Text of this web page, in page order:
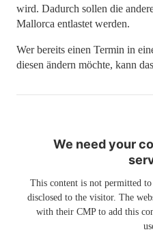
wird. Dadurch sollen die
Mallorca entlastet werden.
Wer bereits einen Termin in
diesen ändern möchte, kann
We need your
This content is not permitted
disclosed to the visitor. The
with their CMP to add this